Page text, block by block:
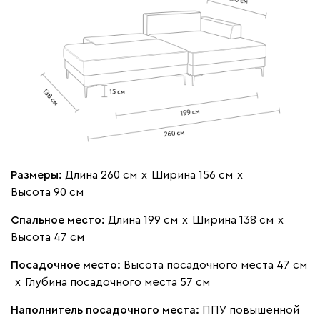
Размеры: Длина 260 см х Ширина 156 см х
Высота 90 см
Спальное место: Длина 199 см х Ширина 138 см х
Высота 47 см
Посадочное место: Высота посадочного места 47 см
х Глубина посадочного места 57 см
Наполнитель посадочного места: ППУ повышенной